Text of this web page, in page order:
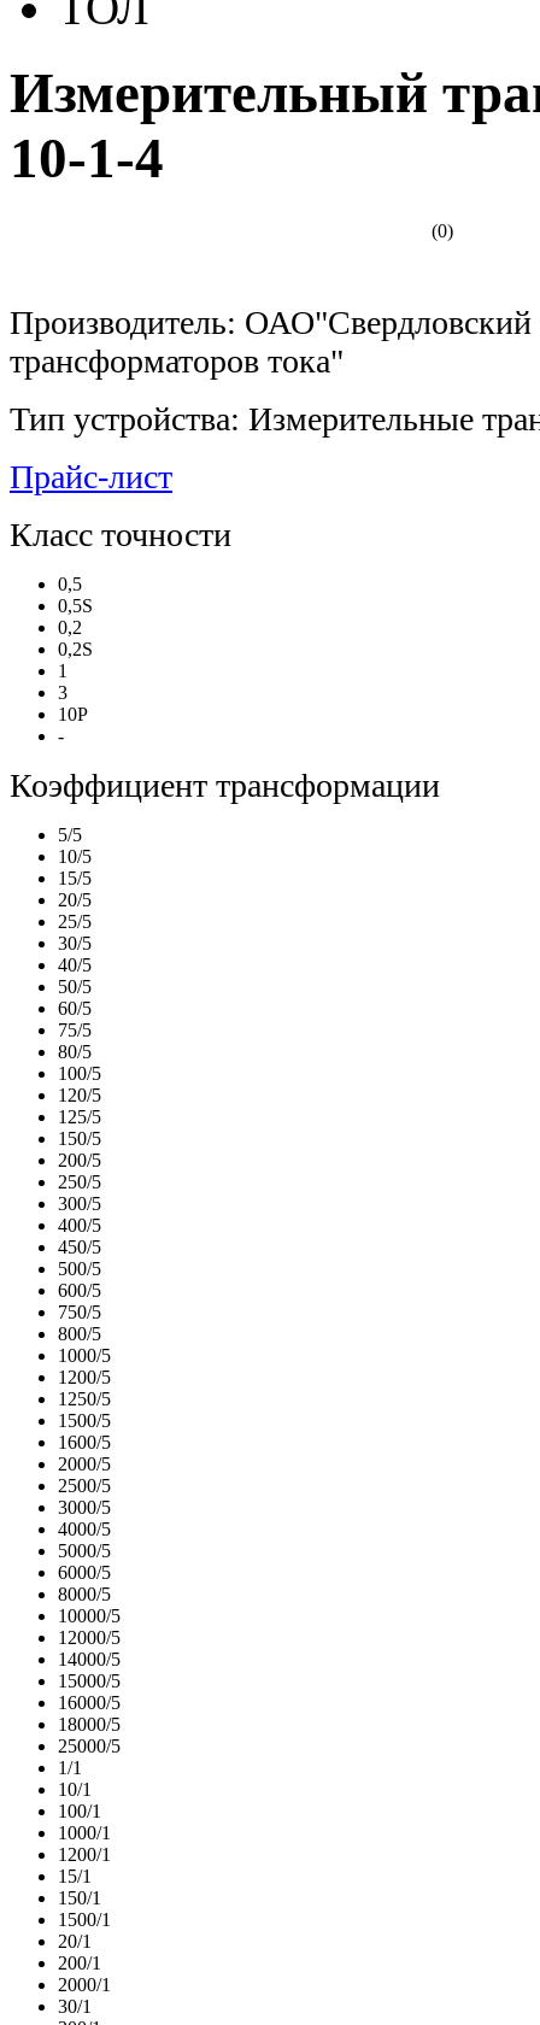
Измерительный
10-1-4
(0)
Производитель: ОАО"Свердловский
трансформаторов тока"
Тип устройства: Измерительные
Прайс-лист
Класс точности
0,5
0,5S
0,2
0,2S
1
3
10P
-
Коэффициент трансформации
5/5
10/5
15/5
20/5
25/5
30/5
40/5
50/5
60/5
75/5
80/5
100/5
120/5
125/5
150/5
200/5
250/5
300/5
400/5
450/5
500/5
600/5
750/5
800/5
1000/5
1200/5
1250/5
1500/5
1600/5
2000/5
2500/5
3000/5
4000/5
5000/5
6000/5
8000/5
10000/5
12000/5
14000/5
15000/5
16000/5
18000/5
25000/5
1/1
10/1
100/1
1000/1
1200/1
15/1
150/1
1500/1
20/1
200/1
2000/1
30/1